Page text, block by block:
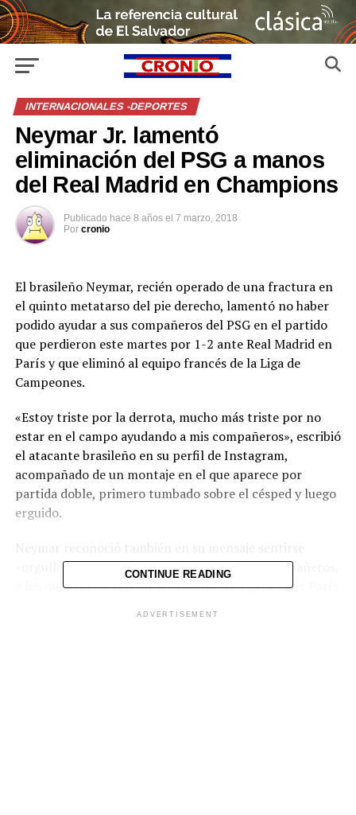
INTERNACIONALES -DEPORTES
Neymar Jr. lamentó
eliminación del PSG a manos
del Real Madrid en Champions
Publicado hace 8 años el 7 marzo, 2018
Por cronio
El brasileño Neymar, recién operado de una fractura en
el quinto metatarso del pie derecho, lamentó no haber
podido ayudar a sus compañeros del PSG en el partido
que perdieron este martes por 1-2 ante Real Madrid en
París y que eliminó al equipo francés de la Liga de
Campeones.
«Estoy triste por la derrota, mucho más triste por no
estar en el campo ayudando a mis compañeros», escribió
el atacante brasileño en su perfil de Instagram,
acompañado de un montaje en el que aparece por
partida doble, primero tumbado sobre el césped y luego
erguido.
«orgulloso» de ver el esfuerzo de todos sus compañeros,
a los que felicitó con un «Parabéns mon gars, allez París
CONTINUE READING
ADVERTISEMENT